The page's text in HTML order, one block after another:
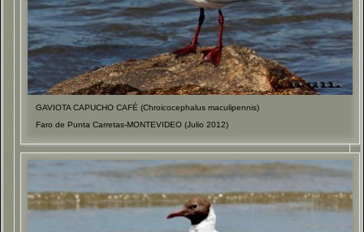
GAVIOTA CAPUCHO CAFÉ (Chroicocephalus maculipennis)
Faro de Punta Carretas-MONTEVIDEO (Julio 2012)